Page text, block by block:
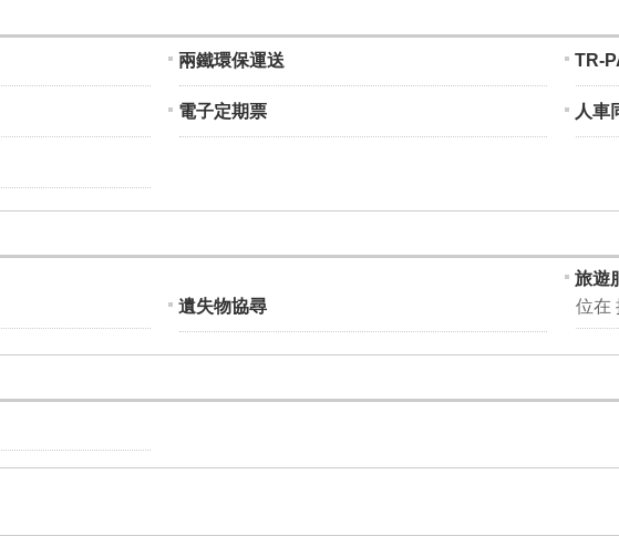
兩鐵環保運送 TR-
電子定期票 人車
遺失物協尋
旅遊
位在